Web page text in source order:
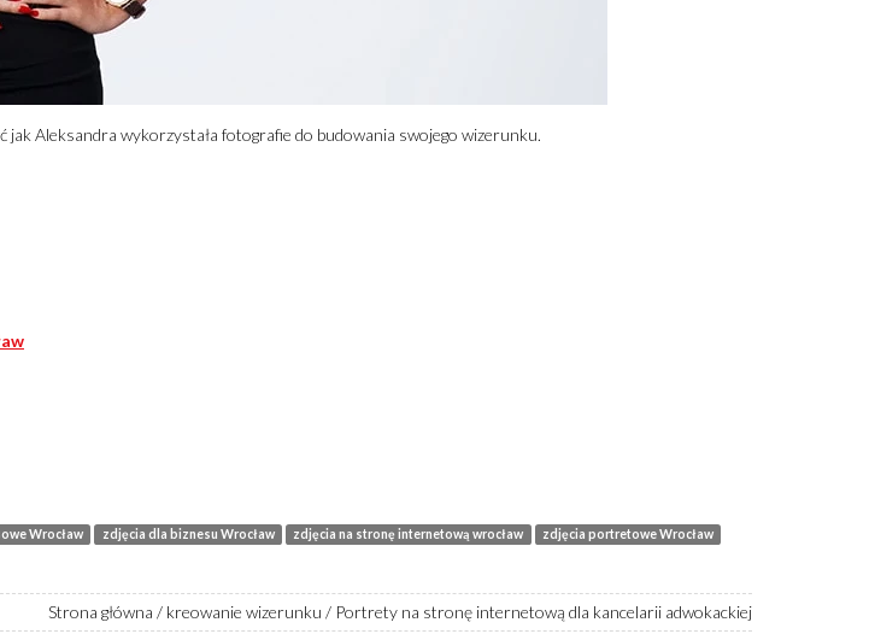
jak Aleksandra wykorzystała fotografie do budowania swojego wizerunku.
Wrocław zdjęcia dla biznesu Wrocław zdjęcia na stronę internetową wrocław
zdjęcia portretowe Wrocław
Strona główna / kreowanie wizerunku / Portrety na stronę internetową dla kancelarii adwokackiej